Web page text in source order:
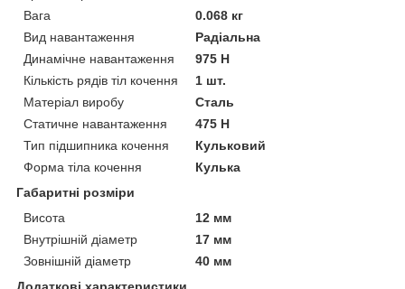
Вага
0.068 кг
Вид навантаження
Радіальна
Динамічне навантаження
975 Н
Кількість рядів тіл кочення
1 шт.
Матеріал виробу
Сталь
Статичне навантаження
475 Н
Тип підшипника кочення
Кульковий
Форма тіла кочення
Кулька
Габаритні розміри
Висота
12 мм
Внутрішній діаметр
17 мм
Зовнішній діаметр
40 мм
Додаткові характеристики